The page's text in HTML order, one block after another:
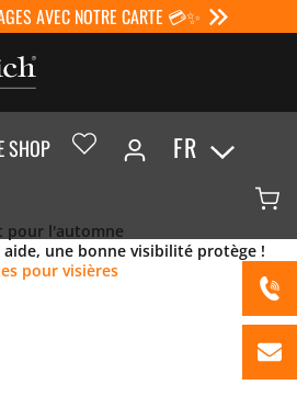
AVEC NOTRE CARTE 💳✨
SHOP FR
pour l'automne
une bonne visibilité protège !
pour visières